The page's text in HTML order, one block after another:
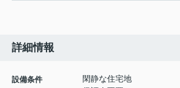
詳細情報
設備条件
閑静な住宅地